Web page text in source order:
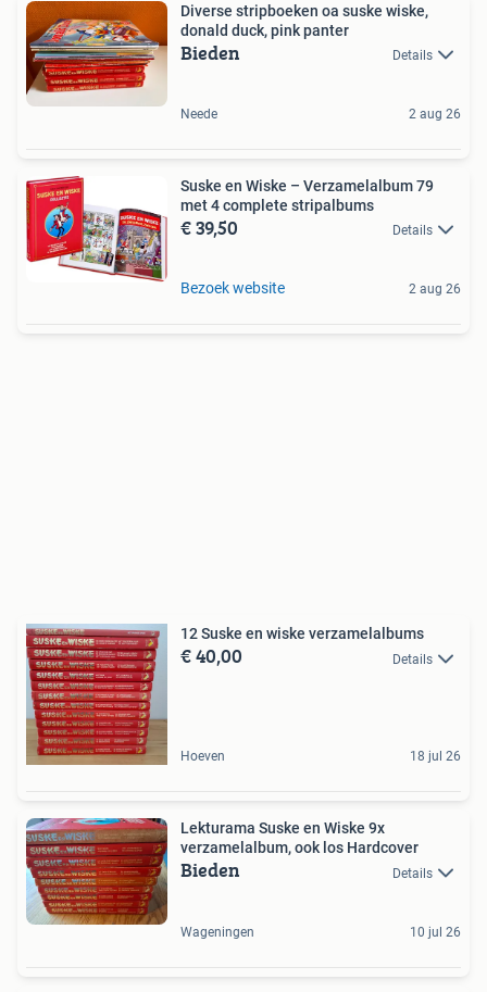
Diverse stripboeken oa suske wiske,
donald duck, pink panter
Bieden Details
Neede 2 aug 26
Suske en Wiske – Verzamelalbum 79
met 4 complete stripalbums
€ 39,50 Details
Bezoek website 2 aug 26
12 Suske en wiske verzamelalbums
€ 40,00 Details
Hoeven 18 jul 26
Lekturama Suske en Wiske 9x
verzamelalbum, ook los Hardcover
Bieden Details
Wageningen 10 jul 26